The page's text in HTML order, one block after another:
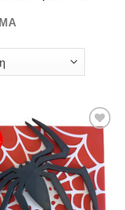
Πρόσθήκη
στην λίστα
επιθυμιών